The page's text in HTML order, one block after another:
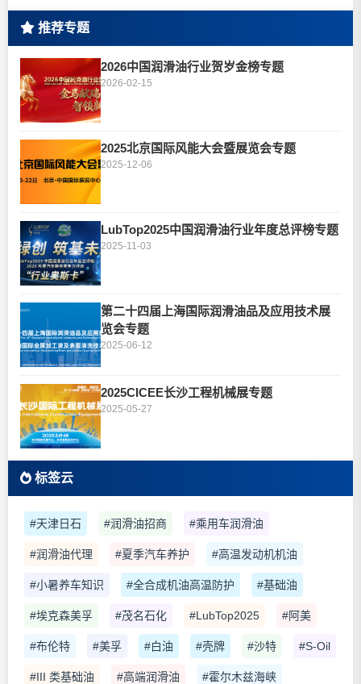
推荐专题
2026中国润滑油行业贺岁金榜专题
2026-02-15
2025北京国际风能大会暨展览会专题
2025-12-06
LubTop2025中国润滑油行业年度总评榜专题
2025-11-03
第二十四届上海国际润滑油品及应用技术展
览会专题
2025-06-12
2025CICEE长沙工程机械展专题
2025-05-27
标签云
#天津日石 #润滑油招商 #乘用车润滑油
#润滑油代理 #夏季汽车养护 #高温发动机机油
#小暑养车知识 #全合成机油高温防护 #基础油
#埃克森美孚 #茂名石化 #LubTop2025 #阿美
#布伦特 #美孚 #白油 #壳牌 #沙特 #S-Oil
#III 类基础油 #高端润滑油 #霍尔木兹海峡